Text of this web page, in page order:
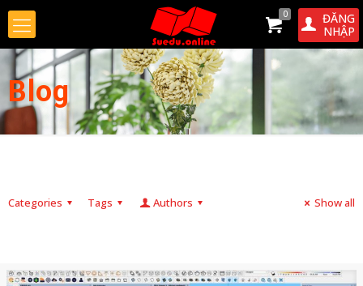
0
ĐĂNG
NHẬP
Blog
Categories Tags Authors Show all